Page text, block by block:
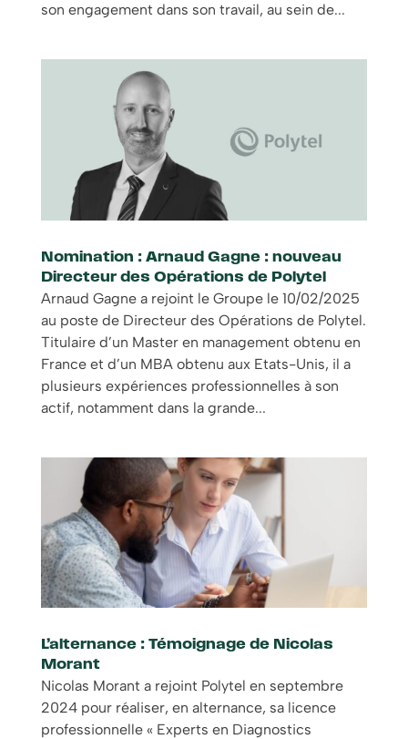
son engagement dans son travail, au sein de...
Nomination : Arnaud Gagne : nouveau
Directeur des Opérations de Polytel
Arnaud Gagne a rejoint le Groupe le 10/02/2025
au poste de Directeur des Opérations de Polytel.
Titulaire d’un Master en management obtenu en
France et d’un MBA obtenu aux Etats-Unis, il a
plusieurs expériences professionnelles à son
actif, notamment dans la grande...
L’alternance : Témoignage de Nicolas
Morant
Nicolas Morant a rejoint Polytel en septembre
2024 pour réaliser, en alternance, sa licence
professionnelle « Experts en Diagnostics